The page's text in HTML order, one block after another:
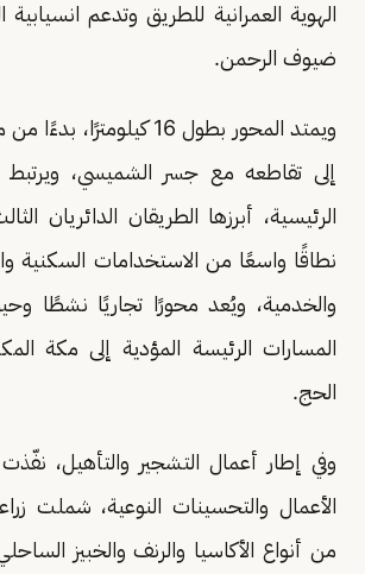
الهوية العمرانية للطريق وتدعم انسيابية
ضيوف الرحمن.
ويمتد المحور بطول 16
إلى تقاطعه مع جسر الشميسي،
الرئيسية، أبرزها الطريقان الدائريان
نطاقًا واسعًا من الاستخدامات السكنية
والخدمية، ويُعد محورًا تجاريًا نشطًا
المسارات الرئيسة المؤدية إلى مكة
الحج.
وفي إطار أعمال التشجير والتأهيل،
من أنواع الأكاسيا والرنف والخبيز